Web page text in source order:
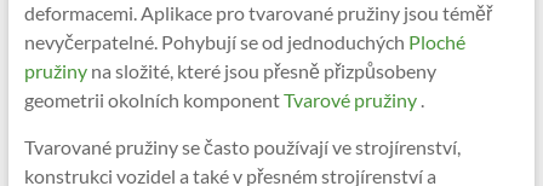
deformacemi. Aplikace pro tvarované pružiny jsou téměř
nevyčerpatelné. Pohybují se od jednoduchých Ploché
pružinyna složité, které jsou přesně přizpůsobeny
geometrii okolních komponentTvarové pružiny.
Tvarované pružiny se často používají ve strojírenství,
konstrukci vozidel a také v přesném strojírenství a